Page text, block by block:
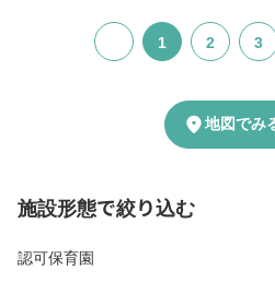
1 2 3
location_on地図でみ
施設形態で絞り込む
認可保育園